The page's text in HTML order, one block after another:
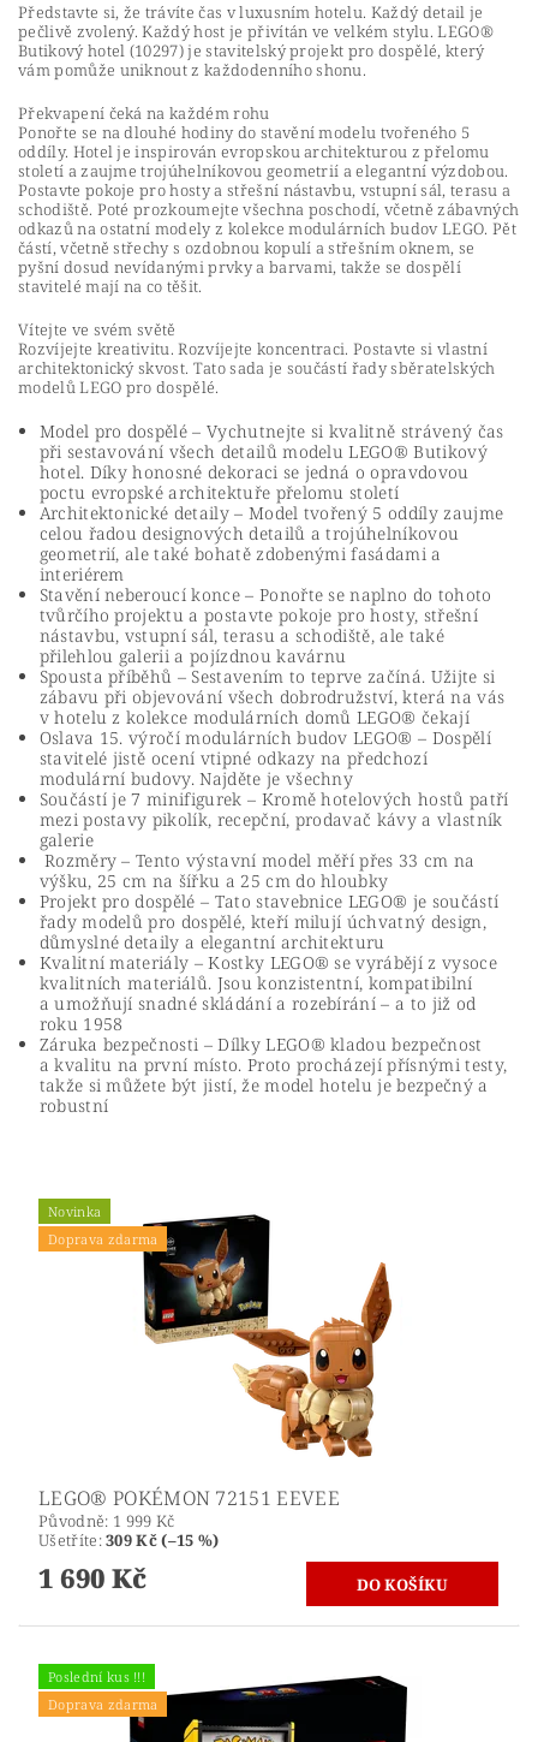
Představte si, že trávíte čas v luxusním hotelu. Každý detail je
pečlivě zvolený. Každý host je přivítán ve velkém stylu. LEGO®
Butikový hotel (10297) je stavitelský projekt pro dospělé, který
vám pomůže uniknout z každodenního shonu.
Překvapení čeká na každém rohu
Ponořte se na dlouhé hodiny do stavění modelu tvořeného 5
oddíly. Hotel je inspirován evropskou architekturou z přelomu
století a zaujme trojúhelníkovou geometrií a elegantní výzdobou.
Postavte pokoje pro hosty a střešní nástavbu, vstupní sál, terasu a
schodiště. Poté prozkoumejte všechna poschodí, včetně zábavných
odkazů na ostatní modely z kolekce modulárních budov LEGO. Pět
částí, včetně střechy s ozdobnou kopulí a střešním oknem, se
pyšní dosud nevídanými prvky a barvami, takže se dospělí
stavitelé mají na co těšit.
Vítejte ve svém světě
Rozvíjejte kreativitu. Rozvíjejte koncentraci. Postavte si vlastní
architektonický skvost. Tato sada je součástí řady sběratelských
modelů LEGO pro dospělé.
Model pro dospělé – Vychutnejte si kvalitně strávený čas
při sestavování všech detailů modelu LEGO® Butikový
hotel. Díky honosné dekoraci se jedná o opravdovou
poctu evropské architektuře přelomu století
Architektonické detaily – Model tvořený 5 oddíly zaujme
celou řadou designových detailů a trojúhelníkovou
geometrií, ale také bohatě zdobenými fasádami a
interiérem
Stavění neberoucí konce – Ponořte se naplno do tohoto
tvůrčího projektu a postavte pokoje pro hosty, střešní
nástavbu, vstupní sál, terasu a schodiště, ale také
přilehlou galerii a pojízdnou kavárnu
Spousta příběhů – Sestavením to teprve začíná. Užijte si
zábavu při objevování všech dobrodružství, která na vás
v hotelu z kolekce modulárních domů LEGO® čekají
Oslava 15. výročí modulárních budov LEGO® – Dospělí
stavitelé jistě ocení vtipné odkazy na předchozí
modulární budovy. Najděte je všechny
Součástí je 7 minifigurek – Kromě hotelových hostů patří
mezi postavy pikolík, recepční, prodavač kávy a vlastník
galerie
Rozměry – Tento výstavní model měří přes 33 cm na
výšku, 25 cm na šířku a 25 cm do hloubky
Projekt pro dospělé – Tato stavebnice LEGO® je součástí
řady modelů pro dospělé, kteří milují úchvatný design,
důmyslné detaily a elegantní architekturu
Kvalitní materiály – Kostky LEGO® se vyrábějí z vysoce
kvalitních materiálů. Jsou konzistentní, kompatibilní
a umožňují snadné skládání a rozebírání – a to již od
roku 1958
Záruka bezpečnosti – Dílky LEGO® kladou bezpečnost
a kvalitu na první místo. Proto procházejí přísnými testy,
takže si můžete být jistí, že model hotelu je bezpečný a
robustní
Novinka
Doprava zdarma
LEGO® POKÉMON 72151 EEVEE
Původně: 1 999 Kč
Ušetříte:309 Kč (–15 %)
1 690 Kč
Poslední kus !!!
Doprava zdarma